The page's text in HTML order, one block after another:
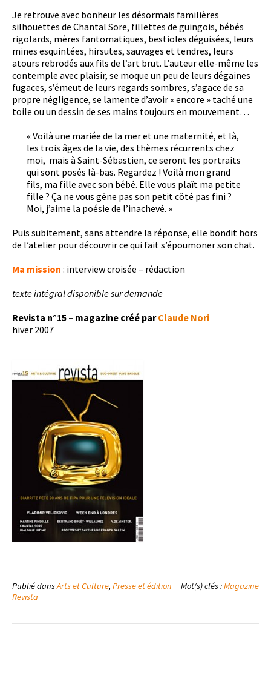
Je retrouve avec bonheur les désormais familières
silhouettes de Chantal Sore, fillettes de guingois, bébés
rigolards, mères fantomatiques, bestioles déguisées, leurs
mines esquintées, hirsutes, sauvages et tendres, leurs
atours rebrodés aux fils de l’art brut. L’auteur elle-même les
contemple avec plaisir, se moque un peu de leurs dégaines
fugaces, s’émeut de leurs regards sombres, s’agace de sa
propre négligence, se lamente d’avoir « encore » taché une
toile ou un dessin de ses mains toujours en mouvement…
« Voilà une mariée de la mer et une maternité, et là,
les trois âges de la vie, des thèmes récurrents chez
moi, mais à Saint-Sébastien, ce seront les portraits
qui sont posés là-bas. Regardez ! Voilà mon grand
fils, ma fille avec son bébé. Elle vous plaît ma petite
fille ? Ça ne vous gêne pas son petit côté pas fini ?
Moi, j’aime la poésie de l’inachevé. »
Puis subitement, sans attendre la réponse, elle bondit hors
de l’atelier pour découvrir ce qui fait s’époumoner son chat.
Ma mission : interview croisée – rédaction
texte intégral disponible sur demande
Revista n°15 – magazine créé parClaude Nori
hiver 2007
Publié dansArts et Culture, Presse et édition Mot(s) clés :Magazine
Revista